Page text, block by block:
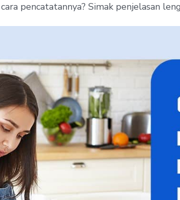
pencatatannya? Simak penjelasan